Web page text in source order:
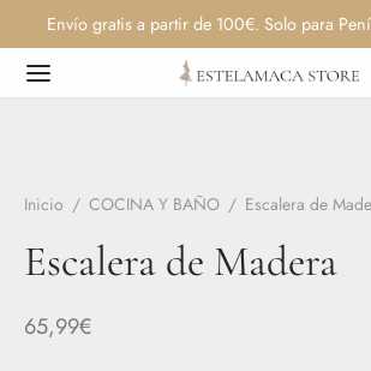
Envío gratis a partir de 100€. Solo para
Inicio / COCINA Y BAÑO / Escalera de
Escalera de Madera
65,99€